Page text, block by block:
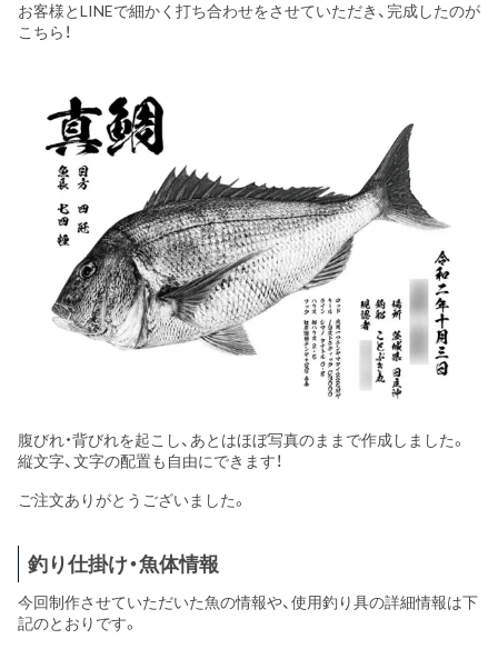
お客様とLINEで細かく打ち合わせをさせていただき、完成したのが
こちら！
腹びれ・背びれを起こし、あとはほぼ写真のままで作成しました。
縦文字、文字の配置も自由にできます！
ご注文ありがとうございました。
釣り仕掛け・魚体情報
今回制作させていただいた魚の情報や、使用釣り具の詳細情報は下
記のとおりです。